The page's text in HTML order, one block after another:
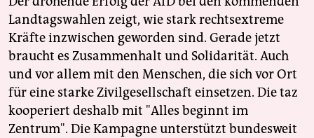
Landtagswahlen zeigt, wie stark rechtsextreme
Kräfte inzwischen geworden sind. Gerade jetzt
braucht es Zusammenhalt und Solidarität. Auch
und vor allem mit den Menschen, die sich vor Ort
für eine starke Zivilgesellschaft einsetzen. Die taz
kooperiert deshalb mit "Alles beginnt im
Zentrum". Die Kampagne unterstützt bundesweit